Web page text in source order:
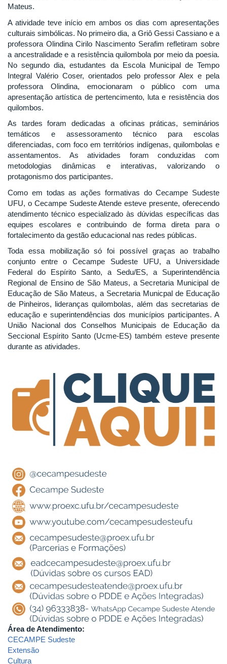
Mateus.
A atividade teve início em ambos os dias com apresentações
culturais simbólicas. No primeiro dia, a Griô Gessi Cassiano e a
professora Olindina Cirilo Nascimento Serafim refletiram sobre
a ancestralidade e a resistência quilombola por meio da poesia.
No segundo dia, estudantes da Escola Municipal de Tempo
Integral Valério Coser, orientados pelo professor Alex e pela
professora Olindina, emocionaram o público com uma
apresentação artística de pertencimento, luta e resistência dos
quilombos.
As tardes foram dedicadas a oficinas práticas, seminários
temáticos e assessoramento técnico para escolas
diferenciadas, com foco em territórios indígenas, quilombolas e
assentamentos. As atividades foram conduzidas com
metodologias dinâmicas e interativas, valorizando o
protagonismo dos participantes.
Como em todas as ações formativas do Cecampe Sudeste
UFU, o Cecampe Sudeste Atende esteve presente, oferecendo
atendimento técnico especializado às dúvidas específicas das
equipes escolares e contribuindo de forma direta para o
fortalecimento da gestão educacional nas redes públicas.
Toda essa mobilização só foi possível graças ao trabalho
conjunto entre o Cecampe Sudeste UFU, a Universidade
Federal do Espírito Santo, a Sedu/ES, a Superintendência
Regional de Ensino de São Mateus, a Secretaria Municipal de
Educação de São Mateus, a Secretaria Municpal de Educação
de Pinheiros, lideranças quilombolas, além das secretarias de
educação e superintendências dos municípios participantes. A
União Nacional dos Conselhos Municipais de Educação da
Seccional Espírito Santo (Ucme-ES) também esteve presente
durante as atividades.
Área de Atendimento:
CECAMPE Sudeste
Extensão
Cultura